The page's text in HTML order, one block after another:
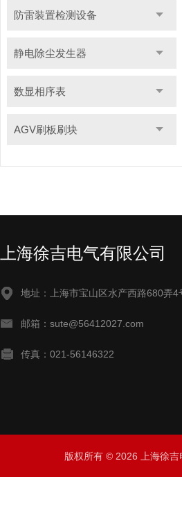
防雷装置检测设备
静电除尘发生器
数显相序表
AGV刷板刷块
上海徐吉电气有限公司
地址：上海市宝山区水产西路680弄4
邮箱：sute@56412027.com
传真：021-56146322
版权所有 © 2026 上海徐